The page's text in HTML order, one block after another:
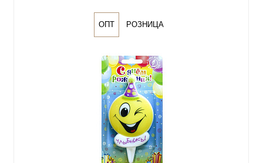
ОПТ РОЗНИЦА